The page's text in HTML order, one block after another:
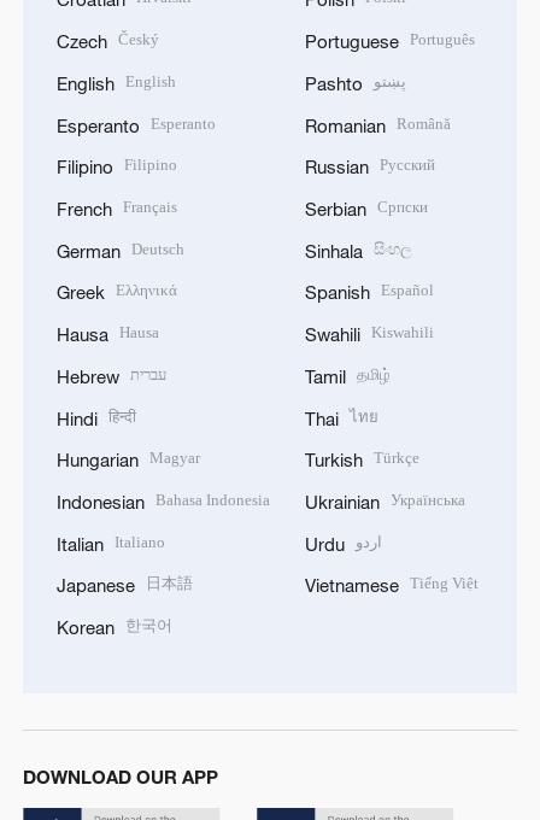
Czech Český
English English
Esperanto Esperanto
Filipino Filipino
French Français
German Deutsch
Greek Ελληνικά
Hausa Hausa
Hebrew עברית
Hindi हिन्दी
Hungarian Magyar
Indonesian Bahasa Indonesia
Italian Italiano
Japanese 日本語
Korean 한국어
Portuguese Português
Pashto پښتو
Romanian Română
Russian Русский
Serbian Српски
Sinhala සිංහල
Spanish Español
Swahili Kiswahili
Tamil தமிழ்
Thai ไทย
Turkish Türkçe
Ukrainian Українська
Urdu اردو
Vietnamese Tiếng Việt
DOWNLOAD OUR APP